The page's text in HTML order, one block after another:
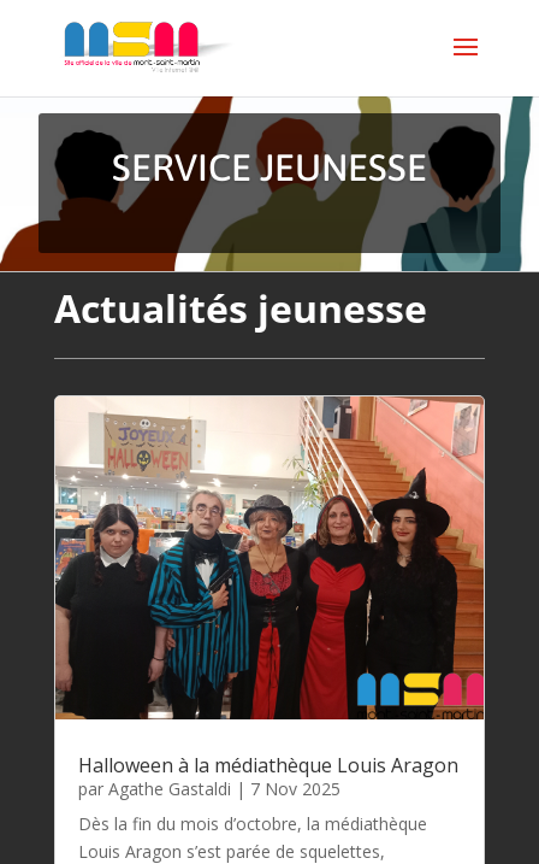
SERVICE JEUNESSE
Actualités jeunesse
Halloween à la médiathèque Louis Aragon
par Agathe Gastaldi | 7 Nov 2025
Dès la fin du mois d’octobre, la médiathèque
Louis Aragon s’est parée de squelettes,